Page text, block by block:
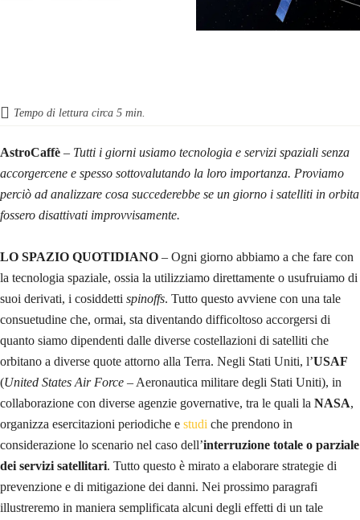
Tempo di lettura circa 5 min.
AstroCaffè – Tutti i giorni usiamo tecnologia e servizi spaziali senza
accorgercene e spesso sottovalutando la loro importanza. Proviamo
perciò ad analizzare cosa succederebbe se un giorno i satelliti in orbita
fossero disattivati improvvisamente.
LO SPAZIO QUOTIDIANO – Ogni giorno abbiamo a che fare con
la tecnologia spaziale, ossia la utilizziamo direttamente o usufruiamo di
suoi derivati, i cosiddetti spinoffs. Tutto questo avviene con una tale
consuetudine che, ormai, sta diventando difficoltoso accorgersi di
quanto siamo dipendenti dalle diverse costellazioni di satelliti che
orbitano a diverse quote attorno alla Terra. Negli Stati Uniti, l’USAF
(United States Air Force – Aeronautica militare degli Stati Uniti), in
collaborazione con diverse agenzie governative, tra le quali la NASA,
organizza esercitazioni periodiche e studi che prendono in
considerazione lo scenario nel caso dell’interruzione totale o parziale
dei servizi satellitari. Tutto questo è mirato a elaborare strategie di
prevenzione e di mitigazione dei danni. Nei prossimo paragrafi
illustreremo in maniera semplificata alcuni degli effetti di un tale